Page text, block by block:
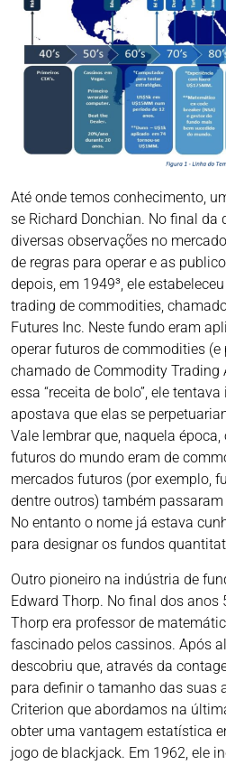
Até onde temos conhecimento,
se Richard Donchian. No final da
diversas observações no
de regras para operar e as
depois, em 1949³, ele
trading de commodities,
Futures Inc. Neste fundo eram
operar futuros de commodities (e
chamado de Commodity Trading
essa “receita de bolo”, ele
apostava que elas se
Vale lembrar que, naquela
futuros do mundo eram de
mercados futuros (por exemplo,
dentre outros) também
No entanto o nome já estava
para designar os fundos
Outro pioneiro na indústria de
Edward Thorp. No final dos anos
Thorp era professor de
fascinado pelos cassinos. Após
descobriu que, através da
para definir o tamanho das suas
Criterion que abordamos na
obter uma vantagem estatística
jogo de blackjack. Em 1962, ele